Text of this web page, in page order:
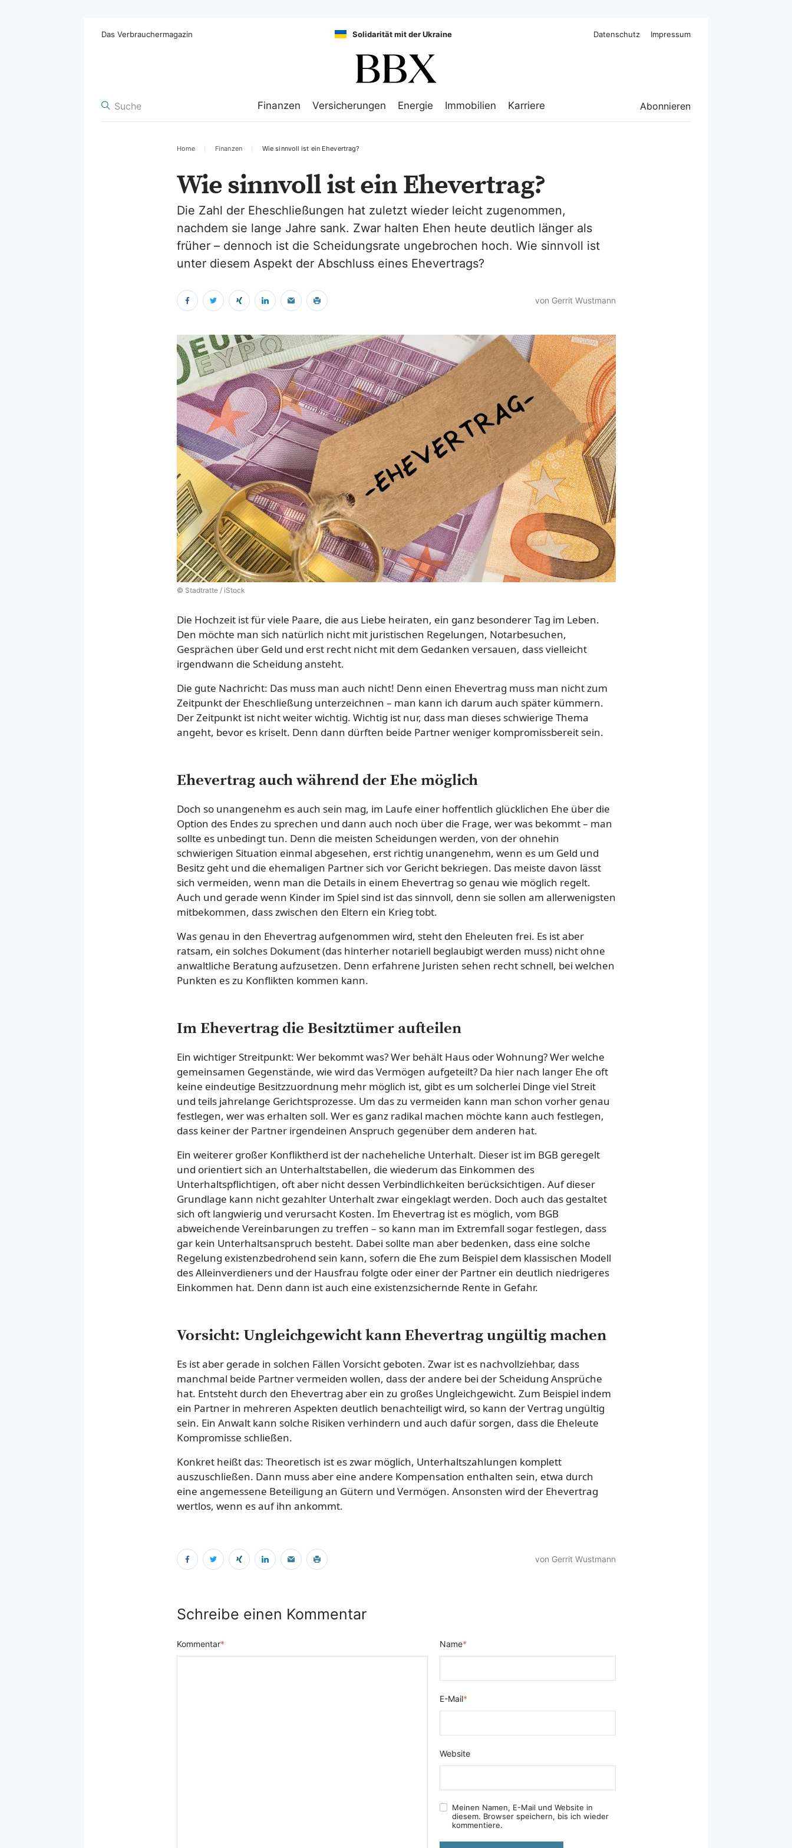
Das Verbrauchermagazin Solidarität mit der Ukraine Datenschutz Impressum
Finanzen Versicherungen Energie Immobilien Karriere Abonnieren
Home Finanzen Wie sinnvoll ist ein Ehevertrag?
Wie sinnvoll ist ein Ehevertrag?
Die Zahl der Eheschließungen hat zuletzt wieder leicht zugenommen,
nachdem sie lange Jahre sank. Zwar halten Ehen heute deutlich länger als
früher – dennoch ist die Scheidungsrate ungebrochen hoch. Wie sinnvoll ist
unter diesem Aspekt der Abschluss eines Ehevertrags?
von Gerrit Wustmann
© Stadtratte / iStock
Die Hochzeit ist für viele Paare, die aus Liebe heiraten, ein ganz besonderer Tag im Leben.
Den möchte man sich natürlich nicht mit juristischen Regelungen, Notarbesuchen,
Gesprächen über Geld und erst recht nicht mit dem Gedanken versauen, dass vielleicht
irgendwann die Scheidung ansteht.
Die gute Nachricht: Das muss man auch nicht! Denn einen Ehevertrag muss man nicht zum
Zeitpunkt der Eheschließung unterzeichnen – man kann ich darum auch später kümmern.
Der Zeitpunkt ist nicht weiter wichtig. Wichtig ist nur, dass man dieses schwierige Thema
angeht, bevor es kriselt. Denn dann dürften beide Partner weniger kompromissbereit sein.
Ehevertrag auch während der Ehe möglich
Doch so unangenehm es auch sein mag, im Laufe einer hoffentlich glücklichen Ehe über die
Option des Endes zu sprechen und dann auch noch über die Frage, wer was bekommt – man
sollte es unbedingt tun. Denn die meisten Scheidungen werden, von der ohnehin
schwierigen Situation einmal abgesehen, erst richtig unangenehm, wenn es um Geld und
Besitz geht und die ehemaligen Partner sich vor Gericht bekriegen. Das meiste davon lässt
sich vermeiden, wenn man die Details in einem Ehevertrag so genau wie möglich regelt.
Auch und gerade wenn Kinder im Spiel sind ist das sinnvoll, denn sie sollen am allerwenigsten
mitbekommen, dass zwischen den Eltern ein Krieg tobt.
Was genau in den Ehevertrag aufgenommen wird, steht den Eheleuten frei. Es ist aber
ratsam, ein solches Dokument (das hinterher notariell beglaubigt werden muss) nicht ohne
anwaltliche Beratung aufzusetzen. Denn erfahrene Juristen sehen recht schnell, bei welchen
Punkten es zu Konflikten kommen kann.
Im Ehevertrag die Besitztümer aufteilen
Ein wichtiger Streitpunkt: Wer bekommt was? Wer behält Haus oder Wohnung? Wer welche
gemeinsamen Gegenstände, wie wird das Vermögen aufgeteilt? Da hier nach langer Ehe oft
keine eindeutige Besitzzuordnung mehr möglich ist, gibt es um solcherlei Dinge viel Streit
und teils jahrelange Gerichtsprozesse. Um das zu vermeiden kann man schon vorher genau
festlegen, wer was erhalten soll. Wer es ganz radikal machen möchte kann auch festlegen,
dass keiner der Partner irgendeinen Anspruch gegenüber dem anderen hat.
Ein weiterer großer Konfliktherd ist der nacheheliche Unterhalt. Dieser ist im BGB geregelt
und orientiert sich an Unterhaltstabellen, die wiederum das Einkommen des
Unterhaltspflichtigen, oft aber nicht dessen Verbindlichkeiten berücksichtigen. Auf dieser
Grundlage kann nicht gezahlter Unterhalt zwar eingeklagt werden. Doch auch das gestaltet
sich oft langwierig und verursacht Kosten. Im Ehevertrag ist es möglich, vom BGB
abweichende Vereinbarungen zu treffen – so kann man im Extremfall sogar festlegen, dass
gar kein Unterhaltsanspruch besteht. Dabei sollte man aber bedenken, dass eine solche
Regelung existenzbedrohend sein kann, sofern die Ehe zum Beispiel dem klassischen Modell
des Alleinverdieners und der Hausfrau folgte oder einer der Partner ein deutlich niedrigeres
Einkommen hat. Denn dann ist auch eine existenzsichernde Rente in Gefahr.
Vorsicht: Ungleichgewicht kann Ehevertrag ungültig machen
Es ist aber gerade in solchen Fällen Vorsicht geboten. Zwar ist es nachvollziehbar, dass
manchmal beide Partner vermeiden wollen, dass der andere bei der Scheidung Ansprüche
hat. Entsteht durch den Ehevertrag aber ein zu großes Ungleichgewicht. Zum Beispiel indem
ein Partner in mehreren Aspekten deutlich benachteiligt wird, so kann der Vertrag ungültig
sein. Ein Anwalt kann solche Risiken verhindern und auch dafür sorgen, dass die Eheleute
Kompromisse schließen.
Konkret heißt das: Theoretisch ist es zwar möglich, Unterhaltszahlungen komplett
auszuschließen. Dann muss aber eine andere Kompensation enthalten sein, etwa durch
eine angemessene Beteiligung an Gütern und Vermögen. Ansonsten wird der Ehevertrag
wertlos, wenn es auf ihn ankommt.
von Gerrit Wustmann
Schreibe einen Kommentar
Kommentar* Name*
E-Mail*
Website
Meinen Namen, E-Mail und Website in
diesem. Browser speichern, bis ich wieder
kommentiere.